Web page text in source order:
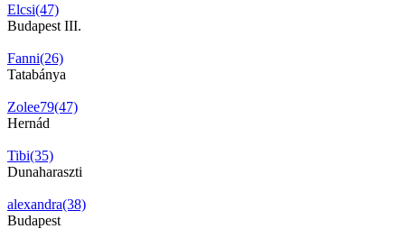
Elcsi(47)
Budapest III.
Fanni(26)
Tatabánya
Zolee79(47)
Hernád
Tibi(35)
Dunaharaszti
alexandra(38)
Budapest